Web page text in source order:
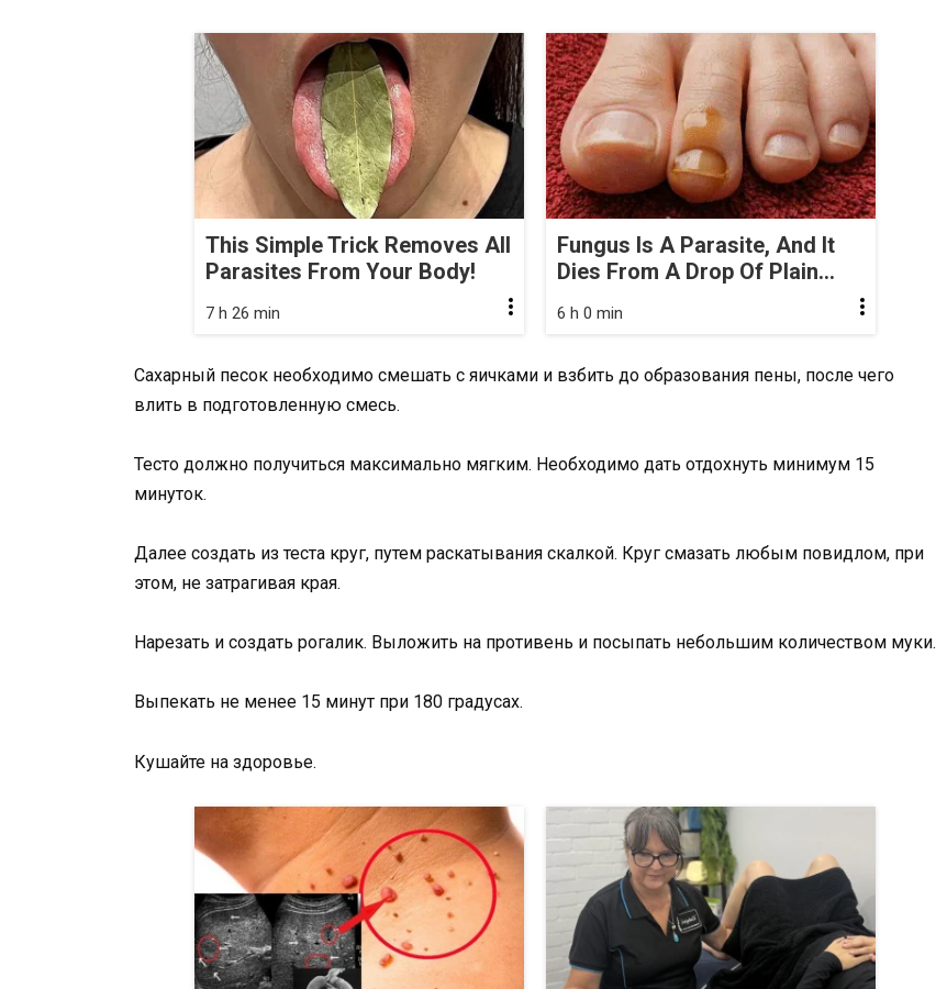
This Simple Trick Removes All
Parasites From Your Body!
7 h 26 min
Fungus Is A Parasite, And It
Dies From A Drop Of Plain...
6 h 0 min
Сахарный песок необходимо смешать с яичками и взбить до образования пены, после чего
влить в подготовленную смесь.
Тесто должно получиться максимально мягким. Необходимо дать отдохнуть минимум 15
минуток.
Далее создать из теста круг, путем раскатывания скалкой. Круг смазать любым повидлом, при
этом, не затрагивая края.
Нарезать и создать рогалик. Выложить на противень и посыпать небольшим количеством муки.
Выпекать не менее 15 минут при 180 градусах.
Кушайте на здоровье.